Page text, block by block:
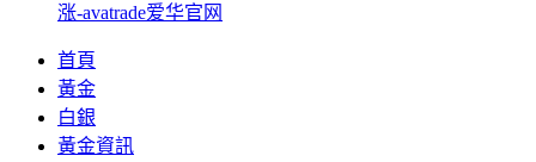
涨-avatrade爱华官网
首頁
黃金
白銀
黃金資訊